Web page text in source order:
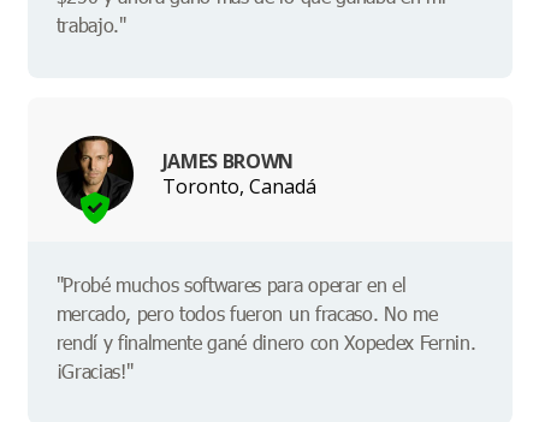
trabajo."
JAMES BROWN
Toronto, Canadá
"Probé muchos softwares para operar en el
mercado, pero todos fueron un fracaso. No me
rendí y finalmente gané dinero con Xopedex Fernin.
¡Gracias!"